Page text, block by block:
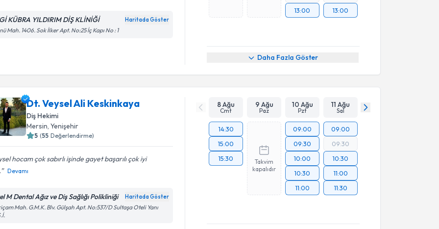
KÜBRA YILDIRIM DİŞ KLİNİĞİ Haritada Göster
Mah. 1406. Sok İlker Apt. No:25 İç Kapı No : 1
13:00
13:00
Daha Fazla Göster
Dt. Veysel Ali Keskinkaya
Diş Hekimi
Mersin , Yenişehir
5 (55 Değerlendirme)
hocam çok sabırlı işinde gayet başarılı çok iyi
Devamı
M Dental Ağız ve Diş Sağlığı Polikliniği Haritada Göster
Mah. G.M.K. Blv. Gülşah Apt. No:537/D Sultaşa Oteli Yanı
8 Ağu
Cmt
9 Ağu
Paz
10 Ağu
Pzt
11 Ağu
Sal
14:30
15:00
15:30
Takvim
kapalıdır
09:00
09:30
10:00
10:30
11:00
09:00
09:30
10:30
11:00
11:30